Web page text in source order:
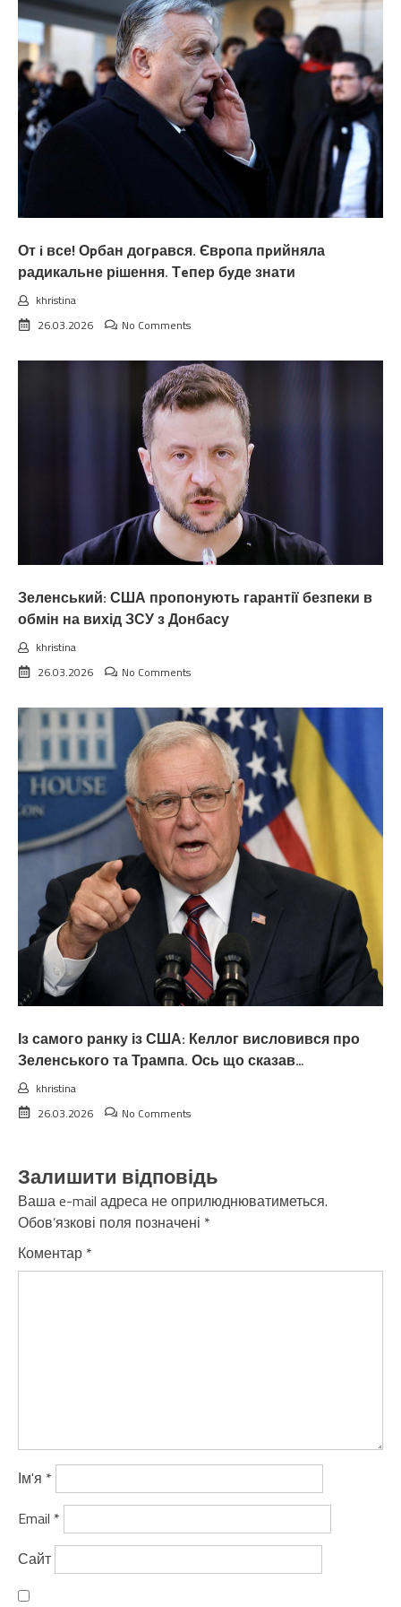
От i все! Оpбан догpався. Євpопа пpийняла
радикальне рiшення. Тeпер бyде знати
khristina
26.03.2026
No Comments
Зеленський: США пропонують гарантії безпеки в
обмін на вихід ЗСУ з Донбасу
khristina
26.03.2026
No Comments
Із самого ранку із США: Келлог висловився про
Зеленського та Трампа. Ось що сказав…
khristina
26.03.2026
No Comments
Залишити відповідь
Ваша e-mail адреса не оприлюднюватиметься.
Обов’язкові поля позначені *
Коментар *
Ім'я *
Email *
Сайт